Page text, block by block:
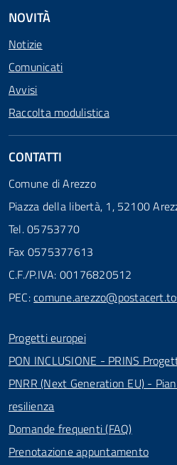
NOVITÀ
Notizie
Comunicati
Avvisi
Raccolta modulistica
CONTATTI
Comune di Arezzo
Piazza della libertà, 1, 52100
Tel. 05753770
Fax 0575377613
C.F./P.IVA: 00176820512
PEC:
Progetti europei
PON INCLUSIONE - PRINS
PNRR (Next Generation EU) -
resilienza
Domande frequenti (FAQ)
Prenotazione appuntamento